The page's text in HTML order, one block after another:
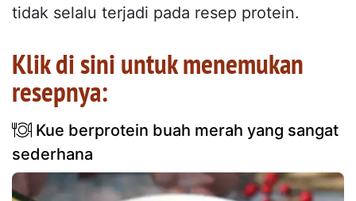
tidak selalu terjadi pada resep protein.
Klik di sini untuk menemukan
resepnya:
Kue berprotein buah merah yang sangat
sederhana